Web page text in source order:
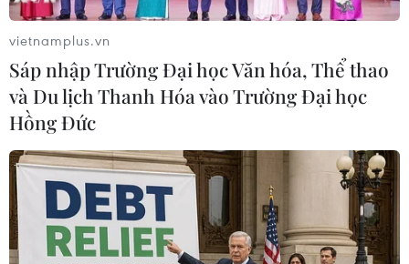
U20 Ukraine vào chung kết U20 thế giới. (Nguồn: Getty
(TTXVN/Vietnam+)
vietnamplus.vn
Sáp nhập Trường Đại học Văn hóa, Thể thao
và Du lịch Thanh Hóa vào Trường Đại học
Hồng Đức